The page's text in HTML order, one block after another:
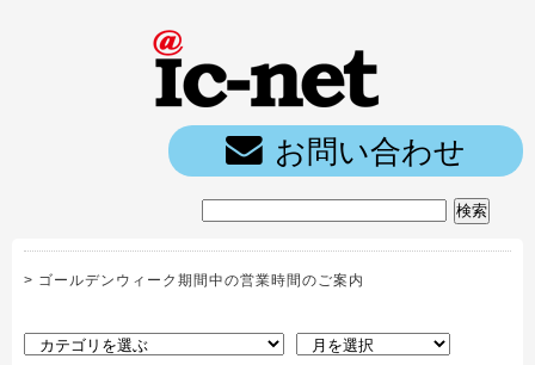
お問い合わせ
> ゴールデンウィーク期間中の営業時間のご案内